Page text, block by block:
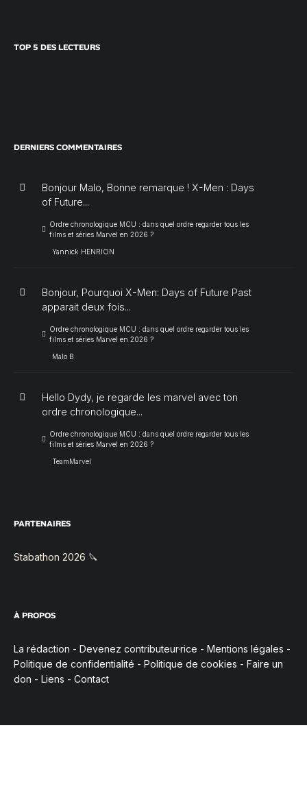
TOP 5 DES LECTEURS
DERNIERS COMMENTAIRES
Bonjour Malo, Bonne remarque ! X-Men : Days
of Future...
Ordre chronologique MCU : dans quel ordre regarder tous les
films et séries Marvel en 2026 ?
Yannick HENRION
Bonjour, Pourquoi X-Men: Days of Future Past
apparait deux fois...
Ordre chronologique MCU : dans quel ordre regarder tous les
films et séries Marvel en 2026 ?
Malo B
Hello Dydy, je regarde les marvel avec ton
ordre chronologique...
Ordre chronologique MCU : dans quel ordre regarder tous les
films et séries Marvel en 2026 ?
TeamMarvel
PARTENAIRES
Stabathon 2026 🔪
À PROPOS
La rédaction - Devenez contributeur·rice - Mentions légales -
Politique de confidentialité - Politique de cookies - Faire un
don - Liens - Contact